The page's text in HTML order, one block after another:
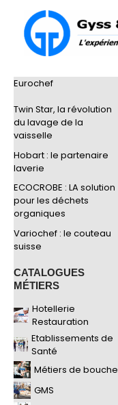
contenu
Eurochef
Twin Star, la révolution
du lavage de la
vaisselle
Hobart : le partenaire
laverie
ECOCROBE : LA solution
pour les déchets
organiques
Variochef : le couteau
suisse
CATALOGUES
MÉTIERS
Hotellerie
Restauration
Etablissements de
Santé
Métiers de bouche
GMS